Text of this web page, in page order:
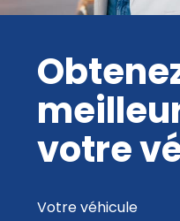
votre
Votre véhicule